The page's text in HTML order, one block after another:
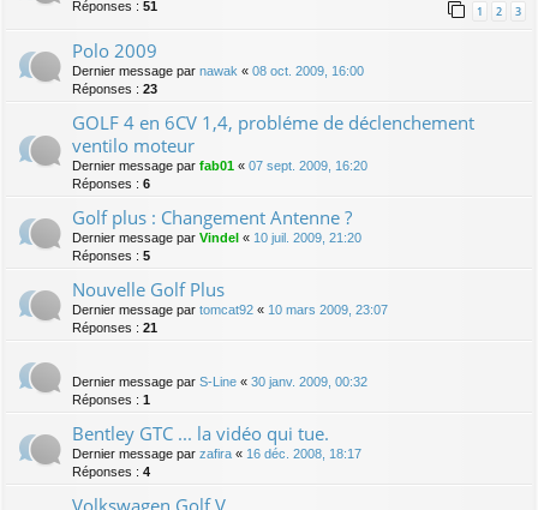
Réponses : 51 1 2 3
Polo 2009
Dernier message par nawak « 08 oct. 2009, 16:00
Réponses : 23
GOLF 4 en 6CV 1,4, probléme de déclenchement
ventilo moteur
Dernier message par fab01 « 07 sept. 2009, 16:20
Réponses : 6
Golf plus : Changement Antenne ?
Dernier message par Vindel « 10 juil. 2009, 21:20
Réponses : 5
Nouvelle Golf Plus
Dernier message par tomcat92 « 10 mars 2009, 23:07
Réponses : 21
Dernier message par S-Line « 30 janv. 2009, 00:32
Réponses : 1
Bentley GTC ... la vidéo qui tue.
Dernier message par zafira « 16 déc. 2008, 18:17
Réponses : 4